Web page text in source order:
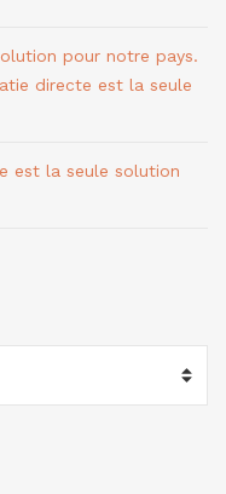
pour notre pays.
directe est la seule
est la seule solution